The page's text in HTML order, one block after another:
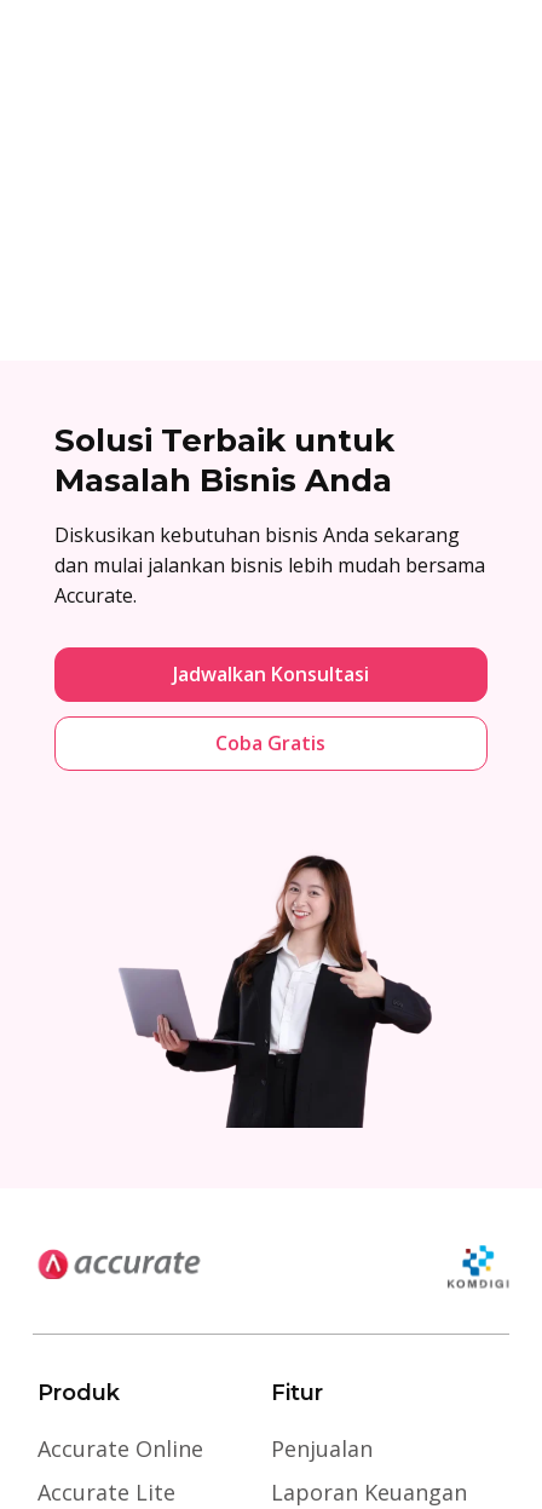
Solusi Terbaik untuk
Masalah Bisnis Anda
Diskusikan kebutuhan bisnis Anda sekarang
dan mulai jalankan bisnis lebih mudah bersama
Accurate.
Jadwalkan Konsultasi
Coba Gratis
Produk
Accurate Online
Accurate Lite
Fitur
Penjualan
Laporan Keuangan